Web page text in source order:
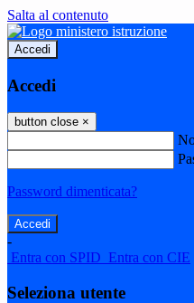
Salta al contenuto
Accedi
Accedi
button close ×
Password dimenticata?
-
Entra con SPID Entra con CIE
Seleziona utente